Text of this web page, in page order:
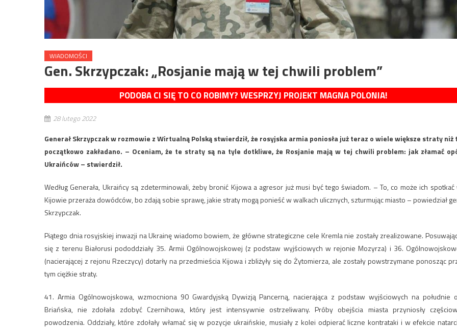
WIADOMOŚCI
Gen. Skrzypczak: „Rosjanie mają w tej chwili problem”
PODOBA CI SIĘ TO CO ROBIMY? WESPRZYJ PROJEKT MAGNA POLONIA!
28 lutego 2022
Generał Skrzypczak w rozmowie z Wirtualną Polską stwierdził, że rosyjska armia poniosła już teraz o wiele większe straty niż
początkowo zakładano. – Oceniam, że te straty są na tyle dotkliwe, że Rosjanie mają w tej chwili problem: jak złamać
Ukraińców – stwierdził.
Według Generała, Ukraińcy są zdeterminowali, żeby bronić Kijowa a agresor już musi być tego świadom. – To, co może ich spotkać
Kijowie przeraża dowódców, bo zdają sobie sprawę, jakie straty mogą ponieść w walkach ulicznych, szturmując miasto – powiedział
Skrzypczak.
Piątego dnia rosyjskiej inwazji na Ukrainę wiadomo bowiem, że główne strategiczne cele Kremla nie zostały zrealizowane.
się z terenu Białorusi pododdziały 35. Armii Ogólnowojskowej (z podstaw wyjściowych w rejonie Mozyrza) i 36.
(nacierającej z rejonu Rzeczycy) dotarły na przedmieścia Kijowa i zbliżyły się do Żytomierza, ale zostały powstrzymane ponosząc
tym ciężkie straty.
41. Armia Ogólnowojskowa, wzmocniona 90 Gwardyjską Dywizją Pancerną, nacierająca z podstaw wyjściowych na południe
Briańska, nie zdołała zdobyć Czernihowa, który jest intensywnie ostrzeliwany. Próby obejścia miasta przyniosły
powodzenia. Oddziały, które zdołały włamać się w pozycje ukraińskie, musiały z kolei odpierać liczne kontrataki i w efekcie